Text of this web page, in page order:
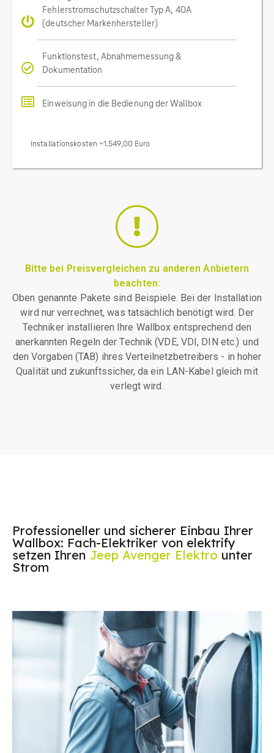
Fehlerstromschutzschalter Typ A, 40A
(deutscher Markenhersteller)
Funktionstest, Abnahmemessung &
Dokumentation
Einweisung in die Bedienung der Wallbox
Installationskosten ~1.549,00 Euro
Bitte bei Preisvergleichen zu anderen Anbietern
beachten:
Oben genannte Pakete sind Beispiele. Bei der Installation
wird nur verrechnet, was tatsächlich benötigt wird. Der
Techniker installieren Ihre Wallbox entsprechend den
anerkannten Regeln der Technik (VDE, VDI, DIN etc.) und
den Vorgaben (TAB) ihres Verteilnetzbetreibers - in hoher
Qualität und zukunftssicher, da ein LAN-Kabel gleich mit
verlegt wird.
Professioneller und sicherer Einbau Ihrer
Wallbox: Fach-Elektriker von elektrify
setzen Ihren Jeep Avenger Elektro unter
Strom